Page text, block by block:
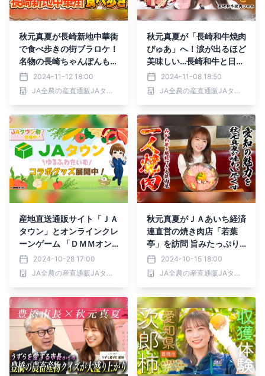
秋元真夏が長崎新地中華街
で食べ歩きの街ブラロケ！
名物の長崎ちゃんぽんも堪
能！2024-11-12 18:00
JA全農の産直通販JAタウン
秋元真夏が「長崎和牛焼肉
ぴゅあ」へ！涙が出るほど
美味しい…長崎和牛と日本
酒を堪能！
2024-11-08 18:50
JA全農の産直通販JAタウン
産地直送通販サイト「ＪＡ
タウン」とオンラインクレ
ーンゲーム 「ＤＭＭオン
クレ」がコラボレーショ
ン！ ～「ＪＡタウン祭」
を開催！～
2024-10-28 17:00
JA全農の産直通販JAタウン
秋元真夏がＪＡあいち経済
連直営の焼き肉店「若葉
亭」を訪問 旨みたっぷり
の「みかわ牛」の魅力をお
届け！
2024-10-15 18:00
JA全農の産直通販JAタウン